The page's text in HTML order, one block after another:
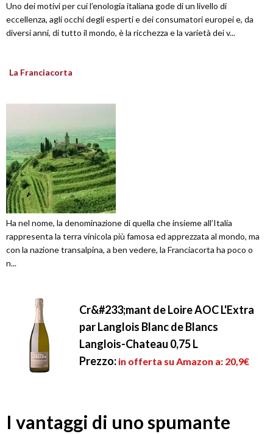
Uno dei motivi per cui l’enologia italiana gode di un livello di
eccellenza, agli occhi degli esperti e dei consumatori europei e, da
diversi anni, di tutto il mondo, è la ricchezza e la varietà dei v...
La Franciacorta
Ha nel nome, la denominazione di quella che insieme all’Italia
rappresenta la terra vinicola più famosa ed apprezzata al mondo, ma
con la nazione transalpina, a ben vedere, la Franciacorta ha poco o
n...
Cr&#233;mant de Loire AOC L'Extra
par Langlois Blanc de Blancs
Langlois-Chateau 0,75 L
Prezzo: in offerta su Amazon a: 20,9€
I vantaggi di uno spumante